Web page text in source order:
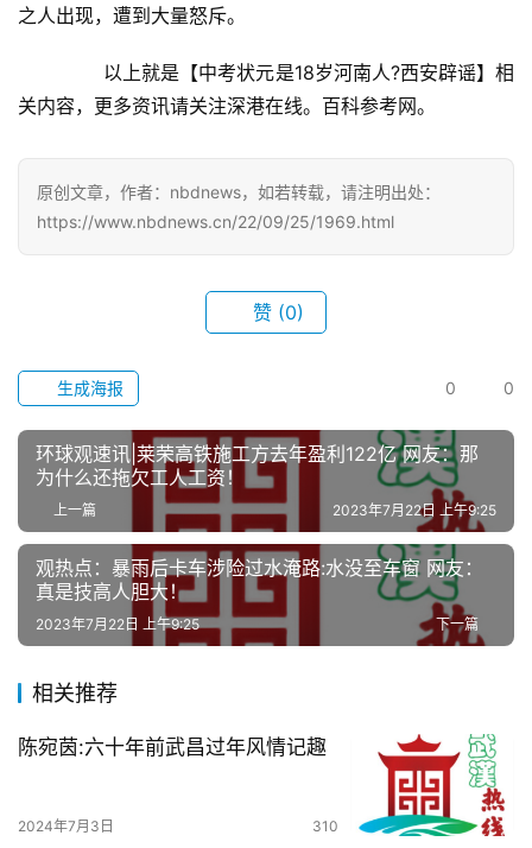
首
汉
办
事
旅
游
滚
活
百
之人出现，遭到大量怒斥。
关内容，更多资讯请关注深港在线。百科参考网。
原创文章，作者：nbdnews，如若转载，请注明出处：
https://www.nbdnews.cn/22/09/25/1969.html
赞 (0)
0 0
生成海报
环球观速讯|莱荣高铁施工方去年盈利122亿 网友：那
为什么还拖欠工人工资！
上一篇 2023年7月22日 上午9:25
观热点：暴雨后卡车涉险过水淹路:水没至车窗 网友：
真是技高人胆大！
下一篇
2023年7月22日 上午9:25
相关推荐
陈宛茵:六十年前武昌过年风情记趣
2024年7月3日 310